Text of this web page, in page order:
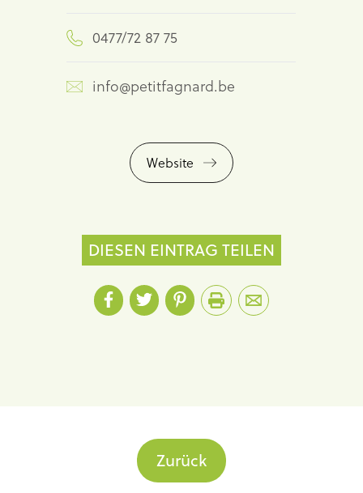
0477/72 87 75
info@petitfagnard.be
Website
DIESEN EINTRAG TEILEN
Zurück